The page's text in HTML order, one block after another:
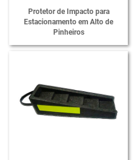
Protetor de Impacto para
Estacionamento em Alto de
Pinheiros